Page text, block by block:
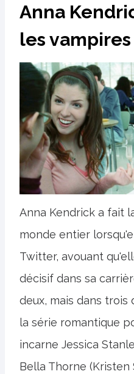
Anna
les
Anna Kendrick a fait
monde entier
Twitter, avouant
décisif dans sa
deux, mais dans trois
la série romantique
incarne Jessica
Bella Thorne